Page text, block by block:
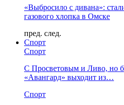
«Выбросило с дивана»:
газового хлопка в Омске
пред. след.
Спорт
Спорт
С Просветовым и Ливо, но
«Авангард» выходит из…
Спорт